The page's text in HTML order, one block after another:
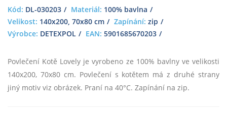
Kód: DL-030203 Materiál: 100% bavlna
Velikost: 140x200, 70x80 cm Zapínání: zip
Výrobce: DETEXPOL EAN: 5901685670203
Povlečení Kotě Lovely je vyrobeno ze 100% bavlny ve velikosti
140x200, 70x80 cm. Povlečení s kotětem má z druhé strany
jiný motiv viz obrázek. Praní na 40°C. Zapínání na zip.